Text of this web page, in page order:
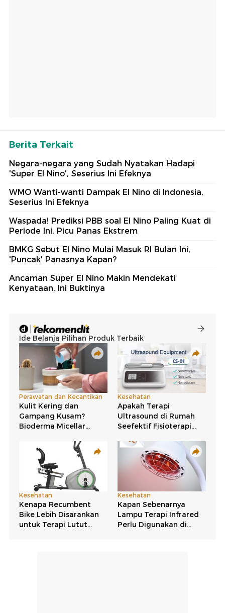
Berita Terkait
Negara-negara yang Sudah Nyatakan Hadapi
'Super El Nino', Seserius Ini Efeknya
WMO Wanti-wanti Dampak El Nino di Indonesia,
Seserius Ini Efeknya
Waspada! Prediksi PBB soal El Nino Paling Kuat di
Periode Ini, Picu Panas Ekstrem
BMKG Sebut El Nino Mulai Masuk RI Bulan Ini,
'Puncak' Panasnya Kapan?
Ancaman Super El Nino Makin Mendekati
Kenyataan, Ini Buktinya